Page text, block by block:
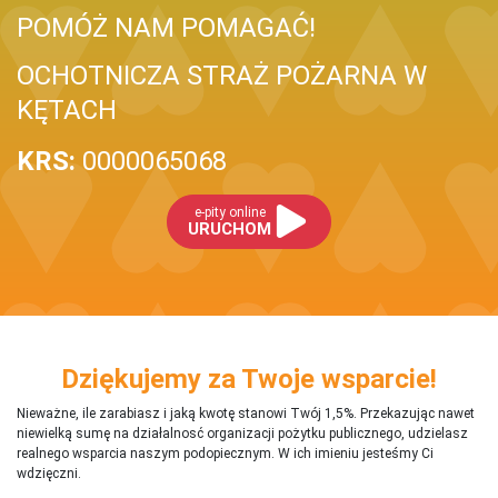
POMÓŻ NAM POMAGAĆ!
OCHOTNICZA STRAŻ POŻARNA W
KĘTACH
KRS: 0000065068
e-pity online
URUCHOM
Dziękujemy za Twoje wsparcie!
Nieważne, ile zarabiasz i jaką kwotę stanowi Twój 1,5%. Przekazując nawet
niewielką sumę na działalnosć organizacji pożytku publicznego, udzielasz
realnego wsparcia naszym podopiecznym. W ich imieniu jesteśmy Ci
wdzięczni.